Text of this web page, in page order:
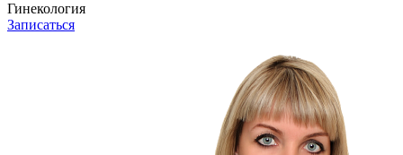
Гинекология
Записаться